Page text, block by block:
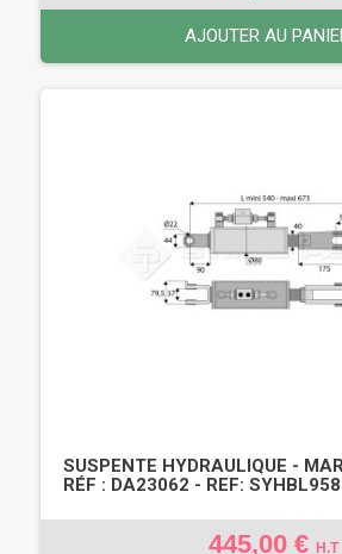
AJOUTER AU
SUSPENTE HYDRAULIQUE -
RÉF : DA23062 - REF: SYHBL958
445,00 € H.T